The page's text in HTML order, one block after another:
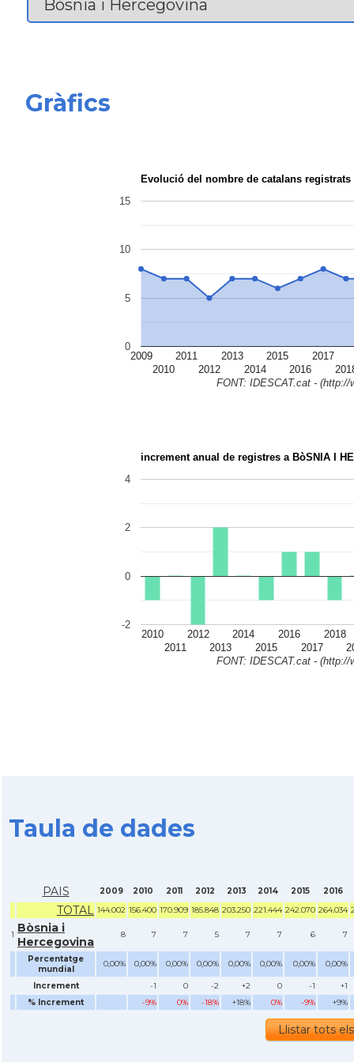
Gràfics
Evolució del nombre de catalans registrats
2009
2010
2011
2012
2013
2014
2015
2016
2017
0
5
10
15
FONT: IDESCAT.cat - (http://
increment anual de registres a BòSNIA I
2010
2011
2012
2013
2014
2015
2016
2017
2018
-2
0
2
4
FONT: IDESCAT.cat - (http://
Taula de dades
PAIS 2009 2010 2011 2012 2013 2014 2015 2016
TOTAL 144.002 156.400 170.909 185.848 203.250 221.444 242.070 264.034
1 Bòsnia i
Hercegovina
8 7 7 5 7 7 6 7
Percentatge
mundial
0,00% 0,00% 0,00% 0,00% 0,00% 0,00% 0,00% 0,00%
Increment -1 0 -2 +2 0 -1
+1
% Increment
-9% 0% -18% +18% 0% -9% +9%
Llistar tots